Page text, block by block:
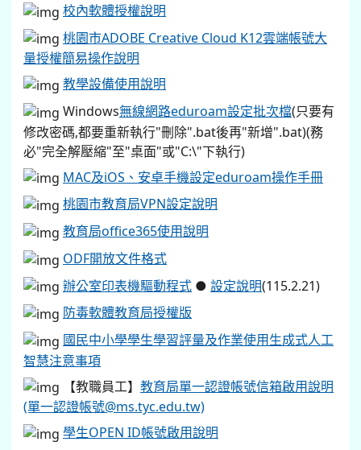
校內軟體授權說明
桃園市ADOBE Creative Cloud K12雲端帳號大
量授權簡易操作說明
教學設備使用說明
Windows無線網路eduroam設定批次檔(只要有
修改密碼,都要重新執行"刪除".bat後再"新增".bat)(務
必"完全解壓縮"至"桌面"或"C:\"下執行)
MAC及iOS、安卓手機設定eduroam操作手冊
桃園市教育局VPN設定說明
教育局office365使用說明
ODF開放文件格式
辦公室印表機驅動程式 ● 設定說明(115.2.21)
防毒軟體教育局授權版
國民中小學學生學習評量及作業使用生成式人工
智慧注意事項
【教職員工】 教育局單一認證帳號信箱啟用說明
(單一認證帳號@ms.tyc.edu.tw)
學生OPEN ID帳號啟用說明